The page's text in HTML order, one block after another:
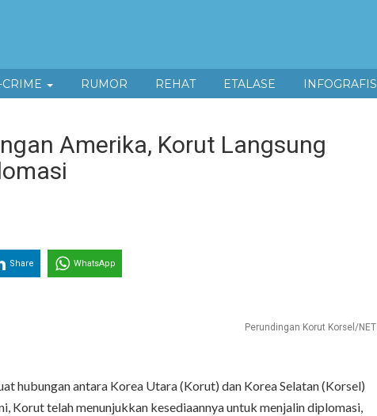
CRIME RUMOR REHAT ETALASE INFOGRAFIS
Amerika, Korut Langsung
Share WhatsApp
Perundingan Korut Korsel/NET
hubungan antara Korea Utara (Korut) dan Korea Selatan (Korsel)
Korut telah menunjukkan kesediaannya untuk menjalin diplomasi,